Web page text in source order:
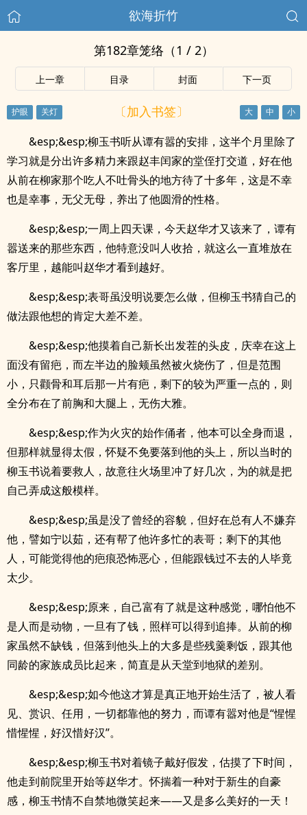
欲海折竹
第182章笼络（1 / 2）
上一章 目录 封面 下一页
〔加入书签〕
&esp;&esp;柳玉书听从谭有嚣的安排，这半个月里除了
学习就是分出许多精力来跟赵丰闰家的堂侄打交道，好在他
从前在柳家那个吃人不吐骨头的地方待了十多年，这是不幸
也是幸事，无父无母，养出了他圆滑的性格。
&esp;&esp;一周上四天课，今天赵华才又该来了，谭有
嚣送来的那些东西，他特意没叫人收拾，就这么一直堆放在
客厅里，越能叫赵华才看到越好。
&esp;&esp;表哥虽没明说要怎么做，但柳玉书猜自己的
做法跟他想的肯定大差不差。
&esp;&esp;他摸着自己新长出发茬的头皮，庆幸在这上
面没有留疤，而左半边的脸颊虽然被火烧伤了，但是范围
小，只颧骨和耳后那一片有疤，剩下的较为严重一点的，则
全分布在了前胸和大腿上，无伤大雅。
&esp;&esp;作为火灾的始作俑者，他本可以全身而退，
但那样就显得太假，怀疑不免要落到他的头上，所以当时的
柳玉书说着要救人，故意往火场里冲了好几次，为的就是把
自己弄成这般模样。
&esp;&esp;虽是没了曾经的容貌，但好在总有人不嫌弃
他，譬如宁以茹，还有帮了他许多忙的表哥；剩下的其他
人，可能觉得他的疤痕恐怖恶心，但能跟钱过不去的人毕竟
太少。
&esp;&esp;原来，自己富有了就是这种感觉，哪怕他不
是人而是动物，一旦有了钱，照样可以得到追捧。从前的柳
家虽然不缺钱，但落到他头上的大多是些残羹剩饭，跟其他
同龄的家族成员比起来，简直是从天堂到地狱的差别。
&esp;&esp;如今他这才算是真正地开始生活了，被人看
见、赏识、任用，一切都靠他的努力，而谭有嚣对他是“惺惺
惜惺惺，好汉惜好汉”。
&esp;&esp;柳玉书对着镜子戴好假发，估摸了下时间，
他走到前院里开始等赵华才。怀揣着一种对于新生的自豪
感，柳玉书情不自禁地微笑起来——又是多么美好的一天！